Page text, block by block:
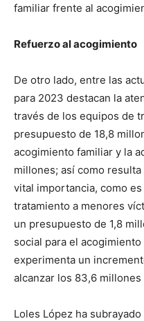
familiar frente al
Refuerzo al acogimiento
De otro lado, entre las
para 2023 destacan la
través de los equipos de
presupuesto de 18,8
acogimiento familiar y la
millones; así como
vital importancia, como
tratamiento a menores
un presupuesto de 1,8
social para el
experimenta un
alcanzar los 83,6 millones
Loles López ha